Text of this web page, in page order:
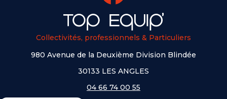
Collectivités, professionnels & Particuliers
980 Avenue de la Deuxième Division Blindée
30133 LES ANGLES
04 66 74 00 55